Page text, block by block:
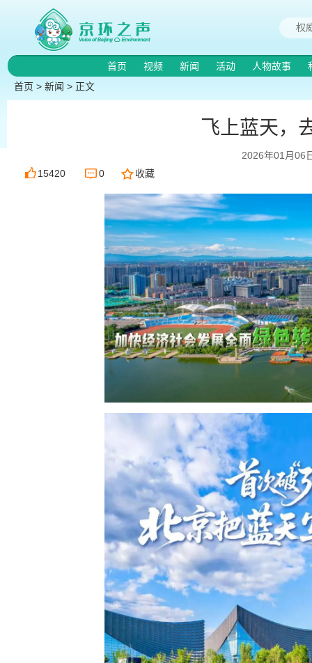
首页 视频 新闻 活动 人物故事
首页 > 新闻 > 正文
飞上蓝天，
2026年01月06
15420
0 收藏